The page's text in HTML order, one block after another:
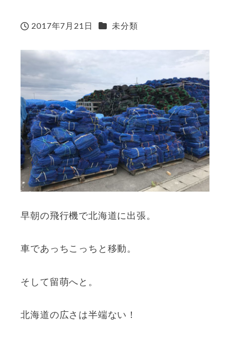
投稿日
2017年7月21日 カテゴリー
未分類
早朝の飛行機で北海道に出張。
車であっちこっちと移動。
そして留萌へと。
北海道の広さは半端ない！